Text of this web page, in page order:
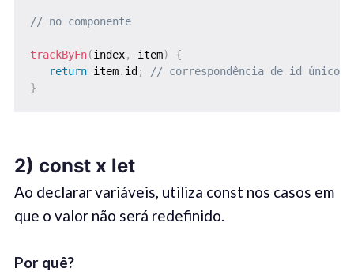
// no componente
trackByFn(index, item)
{
return item. id ;
// correspondência de id único
}
2) const x let
Ao declarar variáveis, utiliza const nos casos em
que o valor não será redefinido.
Por quê?